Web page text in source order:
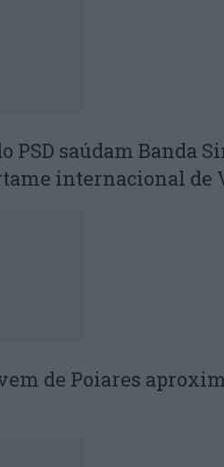
PSD saúdam Banda
internacional de
de Poiares